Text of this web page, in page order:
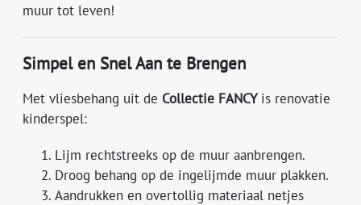
muur tot leven!
Simpel en Snel Aan te Brengen
Met vliesbehang uit de Collectie FANCYis renovatie
kinderspel:
Lijm rechtstreeks op de muur aanbrengen.
Droog behang op de ingelijmde muur plakken.
Aandrukken en overtollig materiaal netjes